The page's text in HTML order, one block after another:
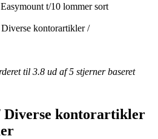
t/10 lommer sort
kontorartikler /
til 3.8 ud af 5 stjerner baseret
kontorartikler